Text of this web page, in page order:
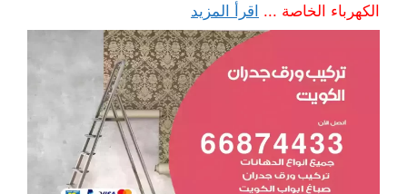
الكهرباء الخاصة ... اقرأ المزيد